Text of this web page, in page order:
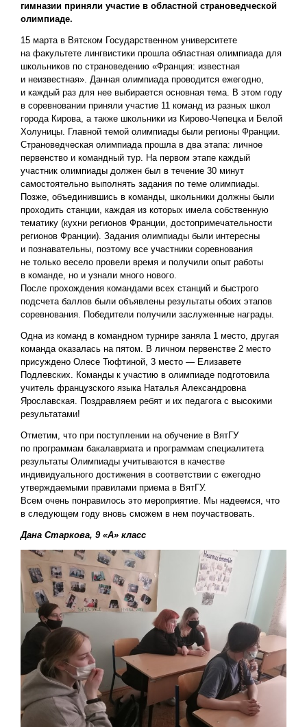
гимназии приняли участие в областной страноведческой
олимпиаде.
15 марта в Вятском Государственном университете
на факультете лингвистики прошла областная олимпиада для
школьников по страноведению «Франция: известная
и неизвестная». Данная олимпиада проводится ежегодно,
и каждый раз для нее выбирается основная тема. В этом году
в соревновании приняли участие 11 команд из разных школ
города Кирова, а также школьники из Кирово-Чепецка и Белой
Холуницы. Главной темой олимпиады были регионы Франции.
Страноведческая олимпиада прошла в два этапа: личное
первенство и командный тур. На первом этапе каждый
участник олимпиады должен был в течение 30 минут
самостоятельно выполнять задания по теме олимпиады.
Позже, объединившись в команды, школьники должны были
проходить станции, каждая из которых имела собственную
тематику (кухни регионов Франции, достопримечательности
регионов Франции). Задания олимпиады были интересны
и познавательны, поэтому все участники соревнования
не только весело провели время и получили опыт работы
в команде, но и узнали много нового.
После прохождения командами всех станций и быстрого
подсчета баллов были объявлены результаты обоих этапов
соревнования. Победители получили заслуженные награды.
Одна из команд в командном турнире заняла 1 место, другая
команда оказалась на пятом. В личном первенстве 2 место
присуждено Олесе Тюфтиной, 3 место — Елизавете
Подлевских. Команды к участию в олимпиаде подготовила
учитель французского языка Наталья Александровна
Ярославская. Поздравляем ребят и их педагога с высокими
результатами!
Отметим, что при поступлении на обучение в ВятГУ
по программам бакалавриата и программам специалитета
результаты Олимпиады учитываются в качестве
индивидуального достижения в соответствии с ежегодно
утверждаемыми правилами приема в ВятГУ.
Всем очень понравилось это мероприятие. Мы надеемся, что
в следующем году вновь сможем в нем поучаствовать.
Дана Старкова, 9 «А» класс